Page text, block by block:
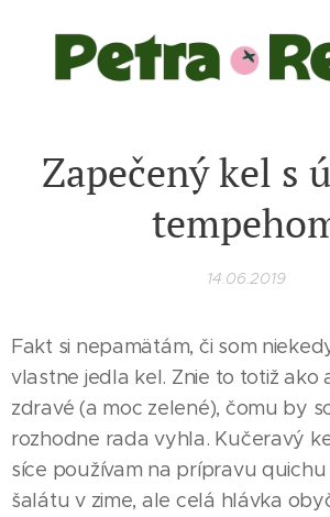
Zapečený kel s
14.06.2019
Fakt si nepamätám, či som
vlastne jedla kel. Znie to totiž ako
zdravé (a moc zelené), čomu by
rozhodne rada vyhla. Kučeravý
síce používam na prípravu
šalátu v zime, ale celá hlávka